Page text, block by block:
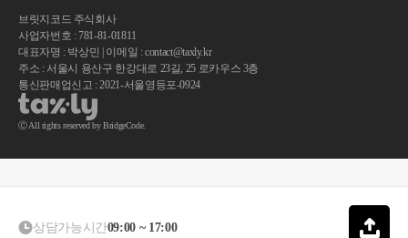
브릿지코드 주식회사
사업자번호 : 781-81-01811
대표자명 : 박상민 | 이메일 : contact@taxly.kr
주소 : 서울시 용산구 한강대로 23길, 25 로카우스 3층
통신판매업신고 : 2021-서울영등포-0924
Ⓒ All rights reserved by BridgeCode.
상담가능시간09:00 ~ 17:00